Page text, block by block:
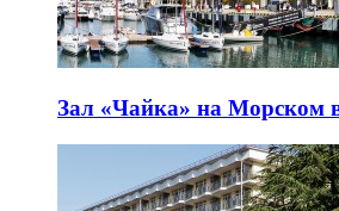
Зал «Чайка» на Морском